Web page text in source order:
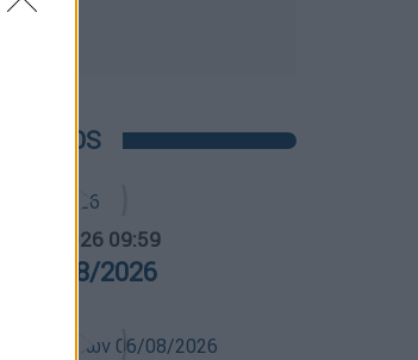
VIDEOS
07.08.2026 09:59
07/08/2026